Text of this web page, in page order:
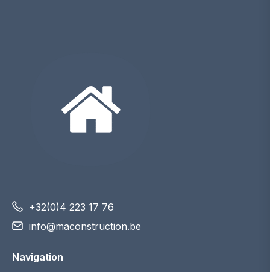
+32(0)4 223 17 76
info@maconstruction.be
Navigation